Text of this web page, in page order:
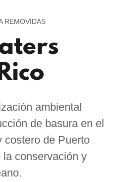
REMOVIDAS
ambiental
de basura en el
costero de Puerto
conservación y